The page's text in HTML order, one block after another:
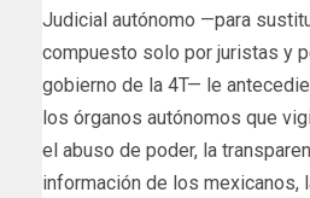
Judicial autónomo —para
compuesto solo por juristas y
gobierno de la 4T— le
los órganos autónomos que
el abuso de poder, la
información de los mexicanos,